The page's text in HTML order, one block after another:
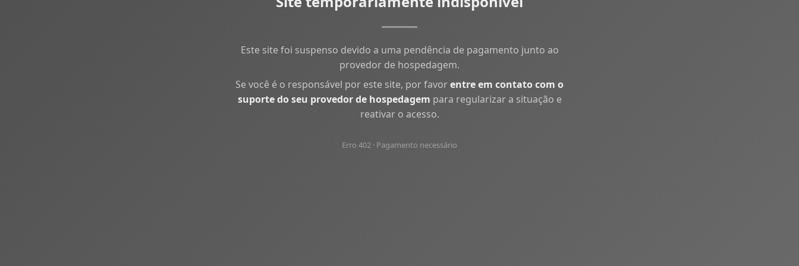
Este site foi suspenso devido a uma pendência de pagamento junto ao
provedor de hospedagem.
Se você é o responsável por este site, por favorentre em contato com o
suporte do seu provedor de hospedagem para regularizar a situação e
reativar o acesso.
Erro 402 · Pagamento necessário